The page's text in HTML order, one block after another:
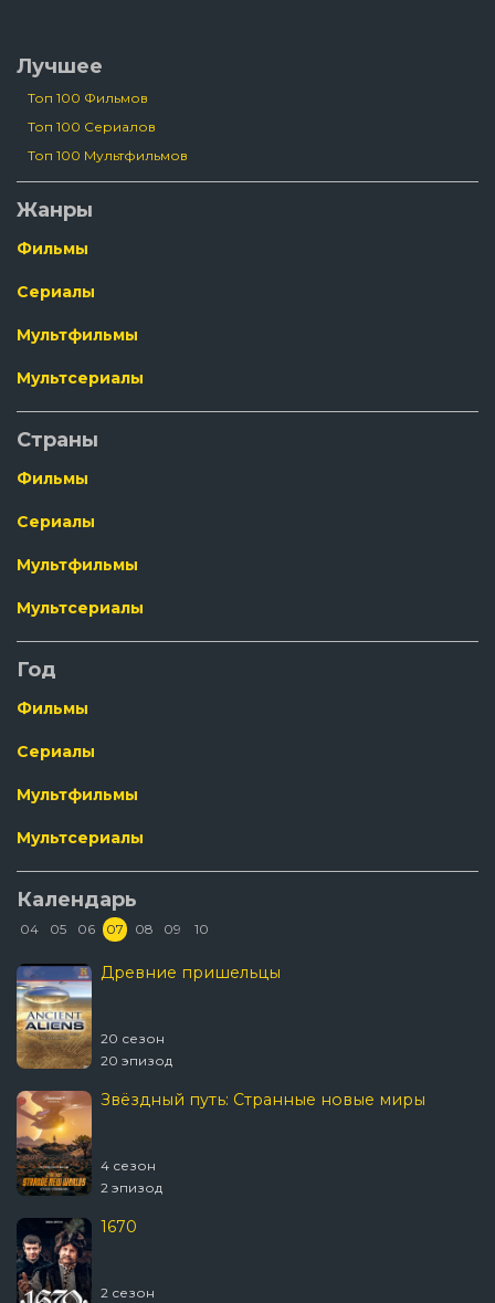
Лучшее
Топ 100 Фильмов
Топ 100 Сериалов
Топ 100 Мультфильмов
Жанры
Фильмы
Сериалы
Мультфильмы
Мультсериалы
Страны
Фильмы
Сериалы
Мультфильмы
Мультсериалы
Год
Фильмы
Сериалы
Мультфильмы
Мультсериалы
Календарь
04 05 06 07 08 09 10
Древние пришельцы
20 сезон
20 эпизод
Звёздный путь: Странные новые миры
4 сезон
2 эпизод
1670
2 сезон